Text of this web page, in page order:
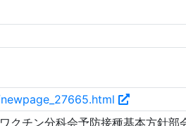
クチン分科会予防接種基本方針